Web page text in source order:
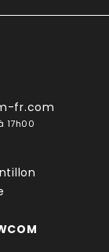
fr.com
17h00